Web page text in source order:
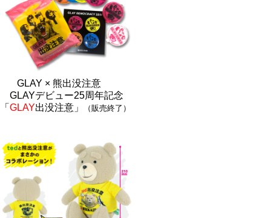
GLAY × 熊出没注意
GLAYデビュー25周年記念
「 GLAY出没注意」 （販売終了）